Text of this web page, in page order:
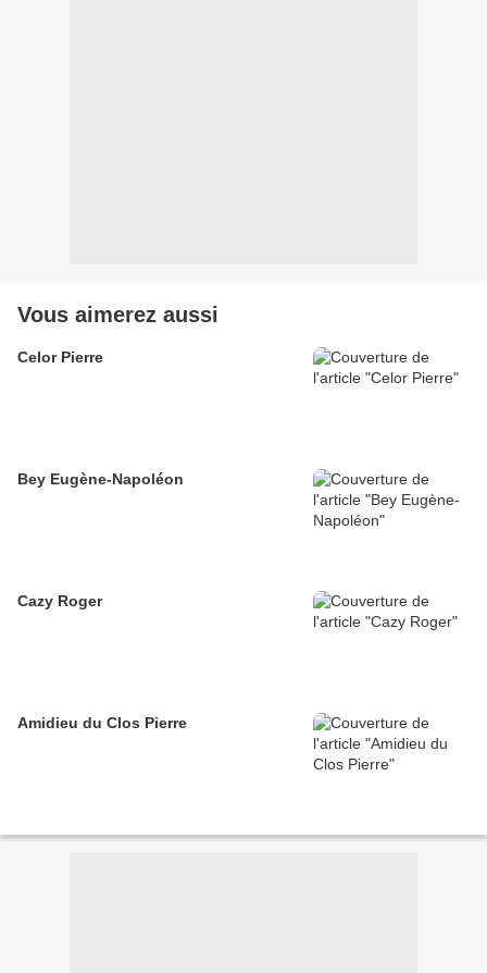
Vous aimerez aussi
Celor Pierre
Bey Eugène-Napoléon
Cazy Roger
Amidieu du Clos Pierre